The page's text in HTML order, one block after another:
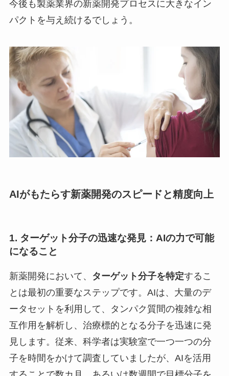
今後も製薬業界の新薬開発プロセスに大きなイン
パクトを与え続けるでしょう。
AIがもたらす新薬開発のスピードと精度向上
1. ターゲット分子の迅速な発見：AIの力で可能
になること
新薬開発において、 ターゲット分子を特定するこ
とは最初の重要なステップです。AIは、大量のデ
ータセットを利用して、タンパク質間の複雑な相
互作用を解析し、治療標的となる分子を迅速に発
見します。従来、科学者は実験室で一つ一つの分
子を時間をかけて調査していましたが、AIを活用